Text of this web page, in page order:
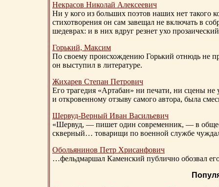
Некрасов Николай Алексеевич
Ни у кого из больших поэтов наших нет такого
стихотворения он сам завещал не включать в
шедеврах: и в них вдруг резнет ухо
Горький, Максим
По своему происхождению Горький отнюдь не
он выступил в литературе.
Жихарев Степан Петрович
Его трагедия «Артабан» ни печати, ни сцены
и откровенному отзыву самого автора, была
Шервуд-Верный Иван Васильевич
«Шервуд, — пишет один современник, — в
скверный… товарищи по военной службе
Обольянинов Петр Хрисанфович
…фельдмаршал Каменский публично обозвал